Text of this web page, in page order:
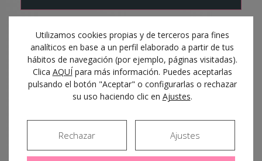
Vestibule convallis pulvinar tellus eget ultricies.
Sed sollicitudin, sem vitae elementum
euismod, veilt arcu mattis diam, in scelerisque
Utilizamos cookies propias y de terceros para fines
analíticos en base a un perfil elaborado a partir de tus
hábitos de navegación (por ejemplo, páginas visitadas).
Clica AQUÍpara más información. Puedes aceptarlas
pulsando el botón "Aceptar" o configurarlas o rechazar
su uso haciendo clic en Ajustes.
Rechazar Ajustes